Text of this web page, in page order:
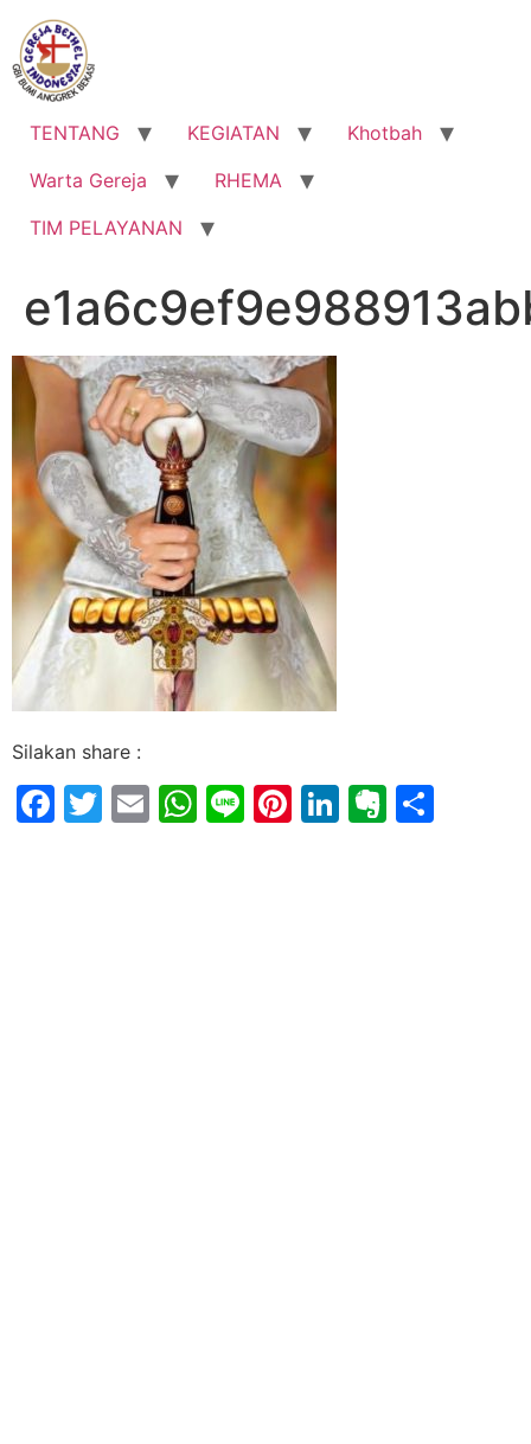
Lewati
konten
TENTANG KEGIATAN
Khotbah
Warta Gereja
RHEMA
TIM PELAYANAN
Silakan share :
Facebook
Twitter
EmailWhatsApp
LinePinterest
LinkedIn